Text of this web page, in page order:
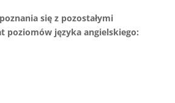
się z pozostałymi
poziomów języka angielskiego: